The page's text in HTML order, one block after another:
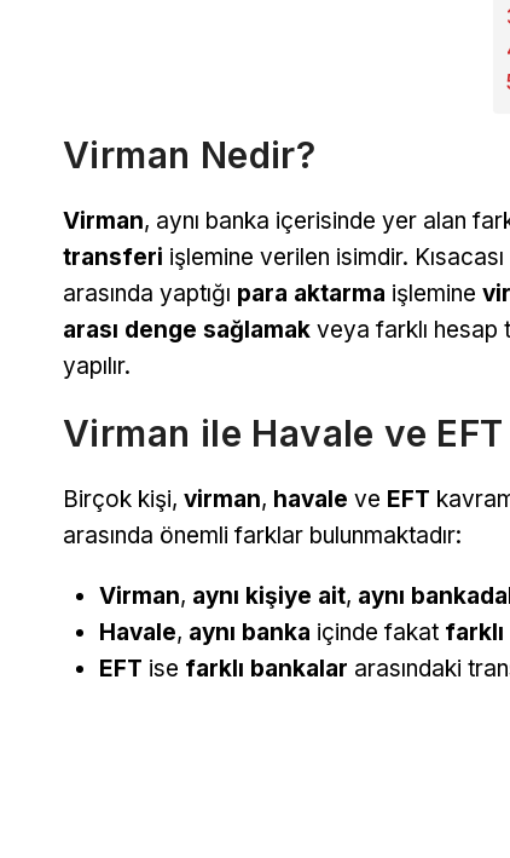
Virman Nedir?
Virman, aynı banka içerisinde yer alan
transferi işlemine verilen isimdir.
arasında yaptığı para aktarma işlemine
arası denge sağlamak veya farklı hesap
yapılır.
Virman ile Havale ve
Birçok kişi, virman, havale ve EFT
arasında önemli farklar bulunmaktadır:
Virman, aynı kişiye ait, aynı
Havale, aynı banka içinde fakat
EFT ise farklı bankalar arasındaki